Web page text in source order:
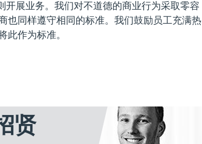
开展业务。我们对不道德的商业行为采取零容
也同样遵守相同的标准。我们鼓励员工充满热
此作为标准。
贤